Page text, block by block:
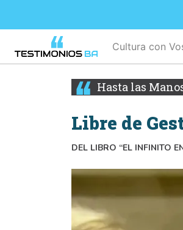
Cultura con
Hasta las
Libre de
DEL LIBRO “EL INFINITO